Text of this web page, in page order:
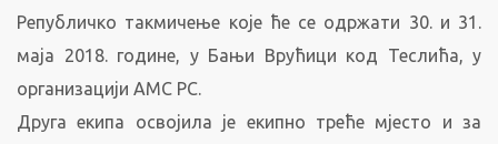
Републичко такмичење које ће се одржати 30. и 31.
маја 2018. године, у Бањи Врућици код Теслића, у
организацији АМС РС.
Друга екипа освојила је екипно треће мјесто и за